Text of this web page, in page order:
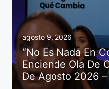
agosto 9, 2026
“No Es Nada En
Enciende Ola De
De Agosto 2026 –